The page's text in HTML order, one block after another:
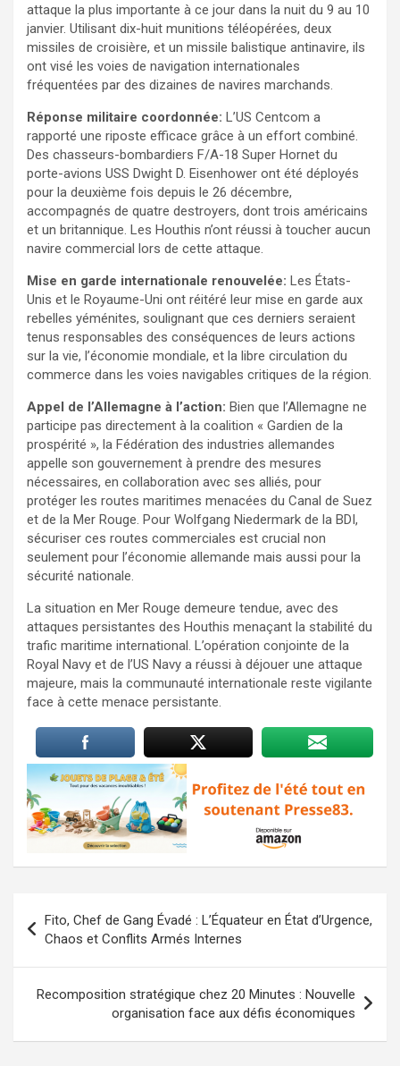
attaque la plus importante à ce jour dans la nuit du 9 au 10
janvier. Utilisant dix-huit munitions téléopérées, deux
missiles de croisière, et un missile balistique antinavire, ils
ont visé les voies de navigation internationales
fréquentées par des dizaines de navires marchands.
Réponse militaire coordonnée: L’US Centcom a
rapporté une riposte efficace grâce à un effort combiné.
Des chasseurs-bombardiers F/A-18 Super Hornet du
porte-avions USS Dwight D. Eisenhower ont été déployés
pour la deuxième fois depuis le 26 décembre,
accompagnés de quatre destroyers, dont trois américains
et un britannique. Les Houthis n’ont réussi à toucher aucun
navire commercial lors de cette attaque.
Mise en garde internationale renouvelée: Les États-
Unis et le Royaume-Uni ont réitéré leur mise en garde aux
rebelles yéménites, soulignant que ces derniers seraient
tenus responsables des conséquences de leurs actions
sur la vie, l’économie mondiale, et la libre circulation du
commerce dans les voies navigables critiques de la région.
Appel de l’Allemagne à l’action: Bien que l’Allemagne ne
participe pas directement à la coalition « Gardien de la
prospérité », la Fédération des industries allemandes
appelle son gouvernement à prendre des mesures
nécessaires, en collaboration avec ses alliés, pour
protéger les routes maritimes menacées du Canal de Suez
et de la Mer Rouge. Pour Wolfgang Niedermark de la BDI,
sécuriser ces routes commerciales est crucial non
seulement pour l’économie allemande mais aussi pour la
sécurité nationale.
La situation en Mer Rouge demeure tendue, avec des
attaques persistantes des Houthis menaçant la stabilité du
trafic maritime international. L’opération conjointe de la
Royal Navy et de l’US Navy a réussi à déjouer une attaque
majeure, mais la communauté internationale reste vigilante
face à cette menace persistante.
de
l’article
Fito, Chef de Gang Évadé : L’Équateur en État d’Urgence,
Chaos et Conflits Armés Internes
Recomposition stratégique chez 20 Minutes : Nouvelle
organisation face aux défis économiques